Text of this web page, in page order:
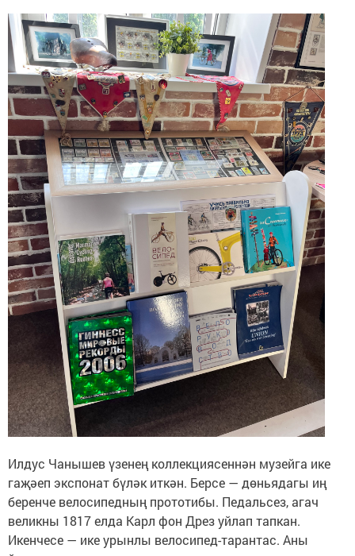
Илдус Чанышев үзенең коллекциясеннән музейга ике
гаҗәеп экспонат бүләк иткән. Берсе — дөньядагы иң
беренче велосипедның прототибы. Педальсез, агач
великны 1817 елда Карл фон Дрез уйлап тапкан.
Икенчесе — ике урынлы велосипед-тарантас. Аны